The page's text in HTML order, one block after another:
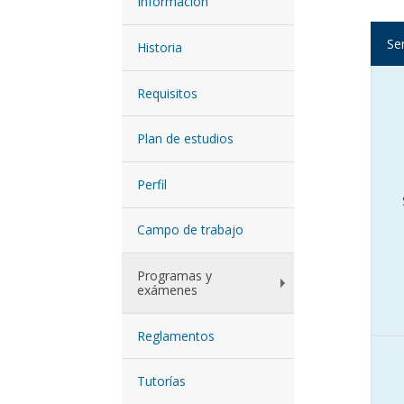
Historia
Requisitos
Plan de estudios
Perfil
Campo de trabajo
Programas y
exámenes
Reglamentos
Tutorías